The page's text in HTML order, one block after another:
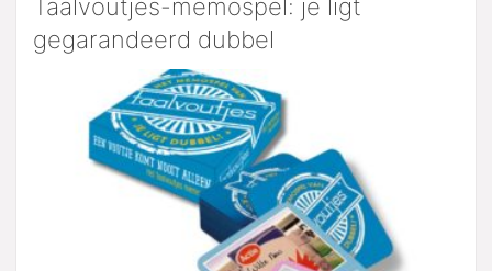
Taalvoutjes-memospel: je ligt
gegarandeerd dubbel